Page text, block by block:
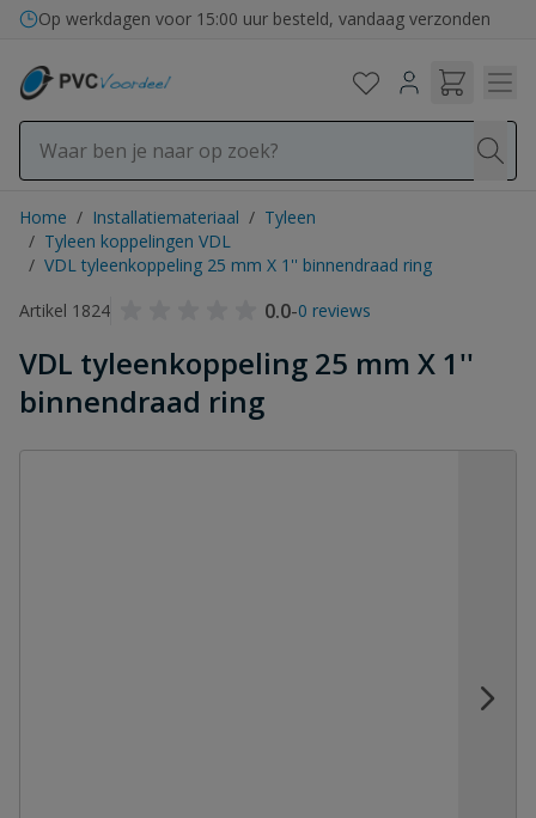
Ga naar de inhoud
Op werkdagen voor 15:00 uur besteld, vandaag verzonden
Home / Installatiemateriaal / Tyleen
/ Tyleen koppelingen VDL
/ VDL tyleenkoppeling 25 mm X 1'' binnendraad ring
Artikel 1824
0.0-0 reviews
VDL tyleenkoppeling 25 mm X 1''
binnendraad ring